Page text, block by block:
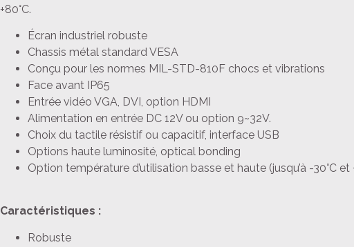
+80°C.
Écran industriel robuste
Chassis métal standard VESA
Conçu pour les normes MIL-STD-810F chocs et vibrations
Face avant IP65
Entrée vidéo VGA, DVI, option HDMI
Alimentation en entrée DC 12V ou option 9~32V.
Choix du tactile résistif ou capacitif, interface USB
Options haute luminosité, optical bonding
Option température d’utilisation basse et haute (jusqu’à -30°C et
Caractéristiques :
Robuste